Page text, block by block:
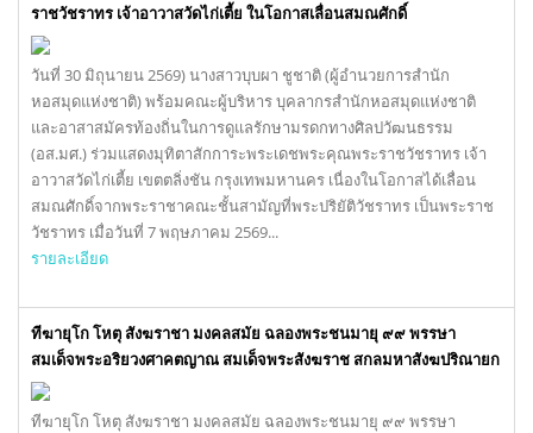
ราชวัชราทร เจ้าอาวาสวัดไก่เตี้ย ในโอกาสเลื่อนสมณศักดิ์
วันที่ 30 มิถุนายน 2569) นางสาวบุบผา ชูชาติ (ผู้อำนวยการสำนัก
หอสมุดแห่งชาติ) พร้อมคณะผู้บริหาร บุคลากรสำนักหอสมุดแห่งชาติ
และอาสาสมัครท้องถิ่นในการดูแลรักษามรดกทางศิลปวัฒนธรรม
(อส.มศ.) ร่วมแสดงมุทิตาสักการะพระเดชพระคุณพระราชวัชราทร เจ้า
อาวาสวัดไก่เตี้ย เขตตลิ่งชัน กรุงเทพมหานคร เนื่องในโอกาสได้เลื่อน
สมณศักดิ์จากพระราชาคณะชั้นสามัญที่พระปริยัติวัชราทร เป็นพระราช
วัชราทร เมื่อวันที่ 7 พฤษภาคม 2569...
รายละเอียด
ทีฆายุโก โหตุ สังฆราชา มงคลสมัย ฉลองพระชนมายุ ๙๙ พรรษา
สมเด็จพระอริยวงศาคตญาณ สมเด็จพระสังฆราช สกลมหาสังฆปริณายก
ทีฆายุโก โหตุ สังฆราชา มงคลสมัย ฉลองพระชนมายุ ๙๙ พรรษา